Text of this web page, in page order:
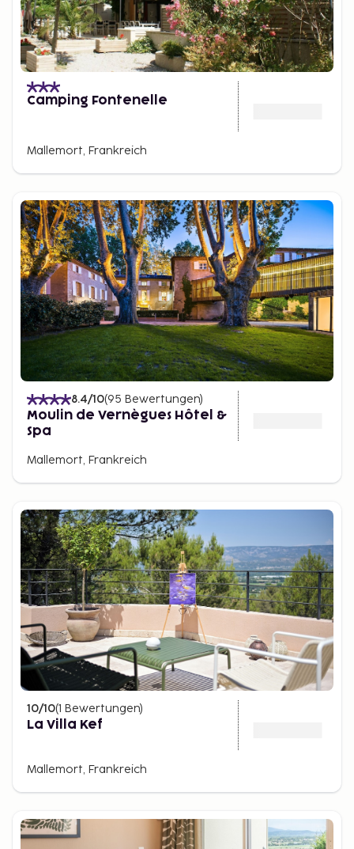
Camping Fontenelle
Mallemort, Frankreich
8.4/10(95 Bewertungen)
Moulin de Vernègues Hôtel &
Spa
Mallemort, Frankreich
10/10(1 Bewertungen)
La Villa Kef
Mallemort, Frankreich